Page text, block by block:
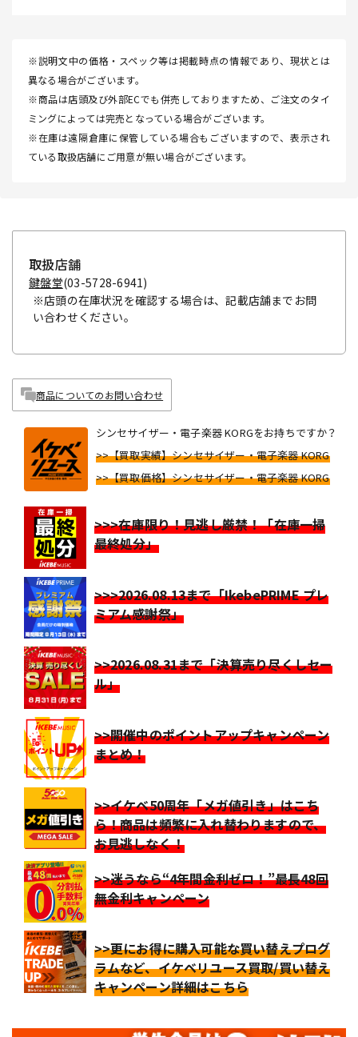
※説明文中の価格・スペック等は掲載時点の情報であり、現状とは
異なる場合がございます。
※商品は店頭及び外部ECでも併売しておりますため、ご注文のタイ
ミングによっては完売となっている場合がございます。
※在庫は遠隔倉庫に保管している場合もございますので、表示され
ている取扱店舗にご用意が無い場合がございます。
取扱店舗
鍵盤堂(03-5728-6941)
※店頭の在庫状況を確認する場合は、記載店舗までお問
い合わせください。
商品についてのお問い合わせ
シンセサイザー・電子楽器 KORGをお持ちですか？
>>【買取実績】シンセサイザー・電子楽器 KORG
>>【買取価格】シンセサイザー・電子楽器 KORG
>>>在庫限り！見逃し厳禁！「在庫一掃
最終処分」
>>>2026.08.13まで「IkebePRIME プレ
ミアム感謝祭」
>>2026.08.31まで「決算売り尽くしセー
ル」
>>開催中のポイントアップキャンペーン
まとめ！
>>イケベ50周年「メガ値引き」はこち
ら！商品は頻繁に入れ替わりますので、
お見逃しなく！
>>迷うなら“4年間金利ゼロ！”最長48回
無金利キャンペーン
>>更にお得に購入可能な買い替えプログ
ラムなど、イケベリユース買取/買い替え
キャンペーン詳細はこちら